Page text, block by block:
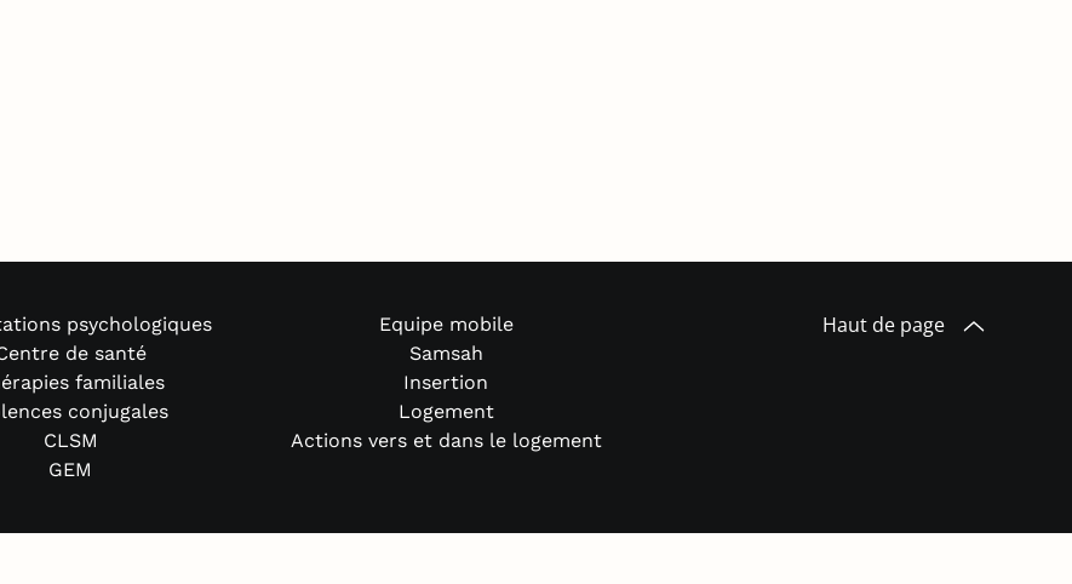
psychologiques
de santé
familiales
conjugales
CLSM
GEM
Equipe mobile
Samsah
Insertion
Logement
Actions vers et dans le logement
Haut de page